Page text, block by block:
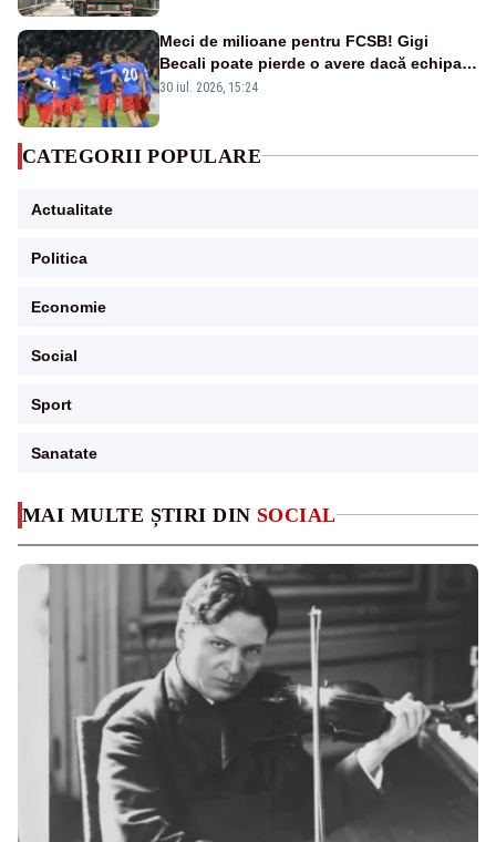
MAI MULTE ȘTIRI DIN SOCIAL
Meci de milioane pentru FCSB! Gigi
Becali poate pierde o avere dacă echipa
este eliminată de FK Auda
30 iul. 2026, 15:24
CATEGORII POPULARE
Actualitate
Politica
Economie
Social
Sport
Sanatate